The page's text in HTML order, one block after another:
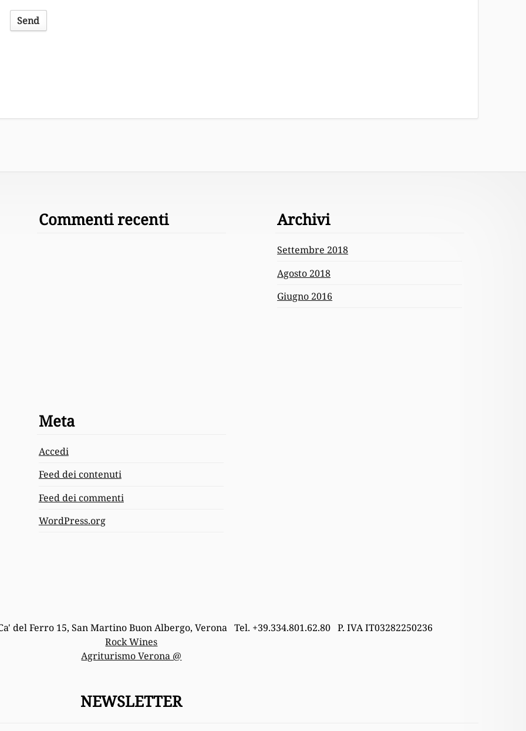
Commenti recenti Archivi
Settembre 2018
Agosto 2018
Giugno 2016
Meta
Accedi
Feed dei contenuti
Feed dei commenti
WordPress.org
del Ferro 15, San Martino Buon Albergo, Verona Tel. +39.334.801.62.80 P. IVA IT03282250236
Rock Wines
Agriturismo Verona @
NEWSLETTER